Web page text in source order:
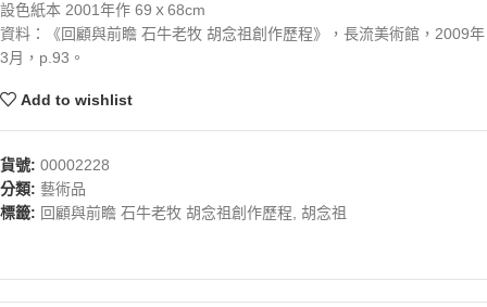
設色紙本 2001年作 69ｘ68cm
資料：《回顧與前瞻 石牛老牧 胡念祖創作歷程》，長流美術館，2009年
3月，p.93。
Add to wishlist
貨號: 00002228
分類: 藝術品
標籤: 回顧與前瞻 石牛老牧 胡念祖創作歷程 胡念祖